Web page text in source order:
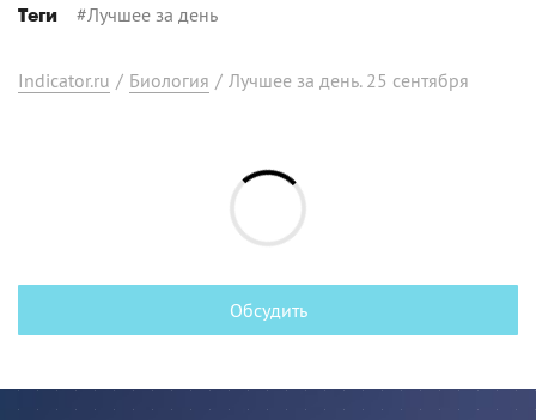
Теги #Лучшее за день
Indicator.ru / Биология / Лучшее за день. 25 сентября
Обсудить